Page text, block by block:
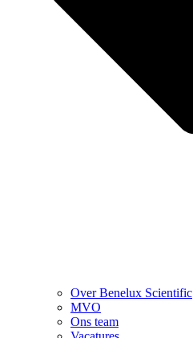
Over Benelux Scientific
MVO
Ons team